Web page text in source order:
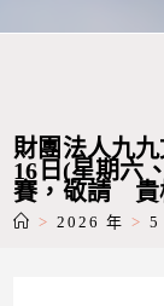
財團法人九九
16日(星期六
賽，敬請 貴
> 2026 年 > 5